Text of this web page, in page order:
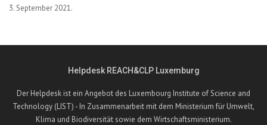
3. September 2021.
Helpdesk REACH&CLP Luxemburg
Der Helpdesk ist ein Angebot des Luxembourg Institute of Science and
Technology (LIST) - In Zusammenarbeit mit dem Ministerium für Umwelt,
Klima und Biodiversität sowie dem Wirtschaftsministerium.